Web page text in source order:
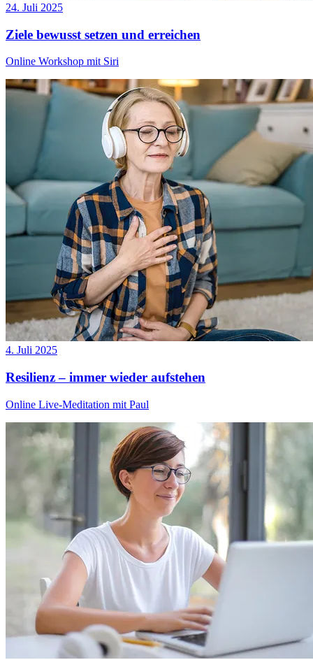
24. Juli 2025
Ziele bewusst setzen und erreichen
Online Workshop mit Siri
4. Juli 2025
Resilienz – immer wieder aufstehen
Online Live-Meditation mit Paul